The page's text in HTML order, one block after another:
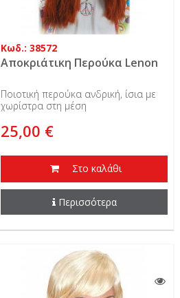
Κωδ.: 38572
Αποκριάτικη Περούκα Lenon
Ποιοτική περούκα ανδρική, ίσια με
χωρίστρα στη μέση
25,00 €
Στο καλάθι
Περισσότερα